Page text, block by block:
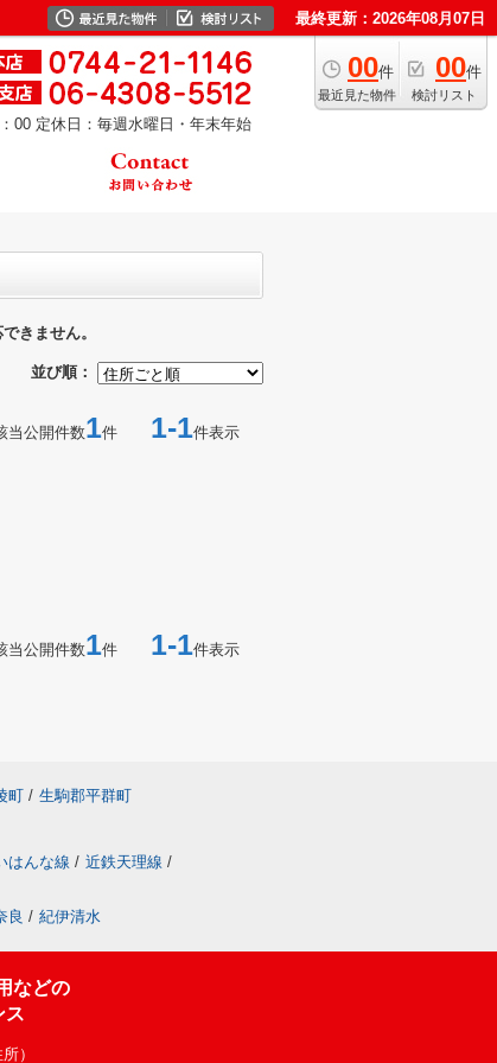
最終更新：2026年08月07日
00件
最近見た物件
00件
検討リスト
00 定休日：毎週水曜日・年末年始
きません。
並び順：
当公開件数1件 1-1件表示
当公開件数1件 1-1件表示
町 / 生駒郡平群町
はんな線 / 近鉄天理線 /
良 / 紀伊清水
などの
ス
）